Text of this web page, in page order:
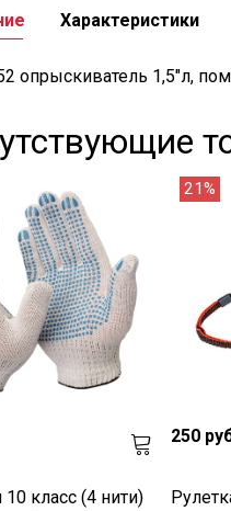
опрыскиватель 1,5"л,
Характеристики
10 класс (4 нити)
21%
250